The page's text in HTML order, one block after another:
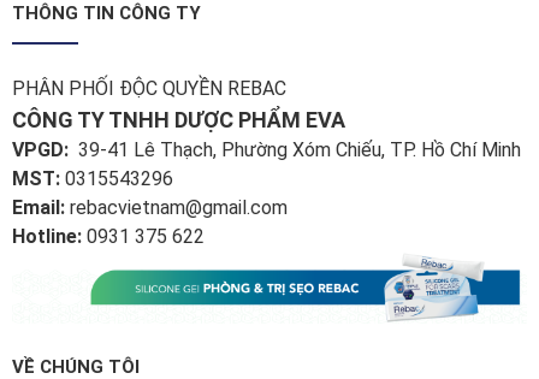
THÔNG TIN CÔNG TY
PHÂN PHỐI ĐỘC QUYỀN REBAC
CÔNG TY TNHH DƯỢC PHẨM EVA
VPGD: 39-41 Lê Thạch, Phường Xóm Chiếu, TP. Hồ Chí Minh
MST: 0315543296
Email: rebacvietnam@gmail.com
Hotline: 0931 375 622
VỀ CHÚNG TÔI